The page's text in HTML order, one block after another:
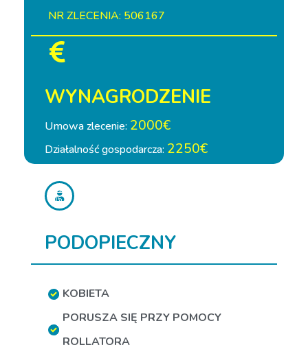
NR ZLECENIA: 506167
WYNAGRODZENIE
Umowa zlecenie: 2000€
Działalność gospodarcza: 2250€
PODOPIECZNY
KOBIETA
PORUSZA SIĘ PRZY POMOCY
ROLLATORA